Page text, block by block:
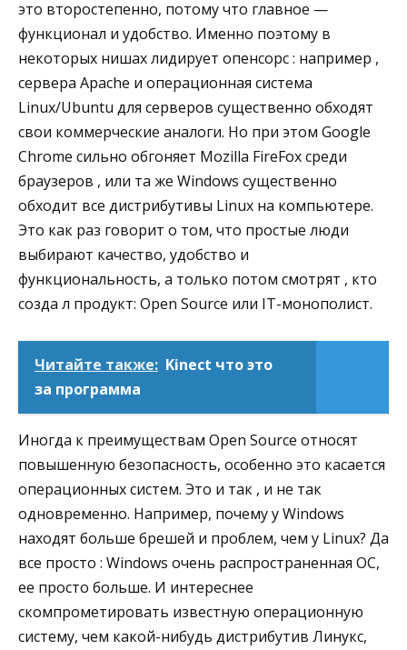
это второстепенно, потому что главное —
функционал и удобство. Именно поэтому в
некоторых нишах лидирует опенсорс : например ,
сервера Apache и операционная система
Linux/Ubuntu для серверов существенно обходят
свои коммерческие аналоги. Но при этом Google
Chrome сильно обгоняет Mozilla FireFox среди
браузеров , или та же Windows существенно
обходит все дистрибутивы Linux на компьютере.
Это как раз говорит о том, что простые люди
выбирают качество, удобство и
функциональность, а только потом смотрят , кто
созда л продукт: Open Source или IT-монополист.
Читайте также: Kinect что это
за программа
Иногда к преимуществам Open Source относят
повышенную безопасность, особенно это касается
операционных систем. Это и так , и не так
одновременно. Например, почему у Windows
находят больше брешей и проблем, чем у Linux? Да
все просто : Windows очень распространенная ОС,
ее просто больше. И интереснее
скомпрометировать известную операционную
систему, чем какой-нибудь дистрибутив Линукс,